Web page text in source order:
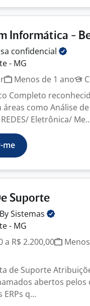
Informática -
confidencial
- MG
Menos de 1 ano
Completo
áreas como Análise
Eletrônica/
me
Suporte
Sistemas
- MG
a R$ 2.200,00
de Suporte
abertos pelos
q...